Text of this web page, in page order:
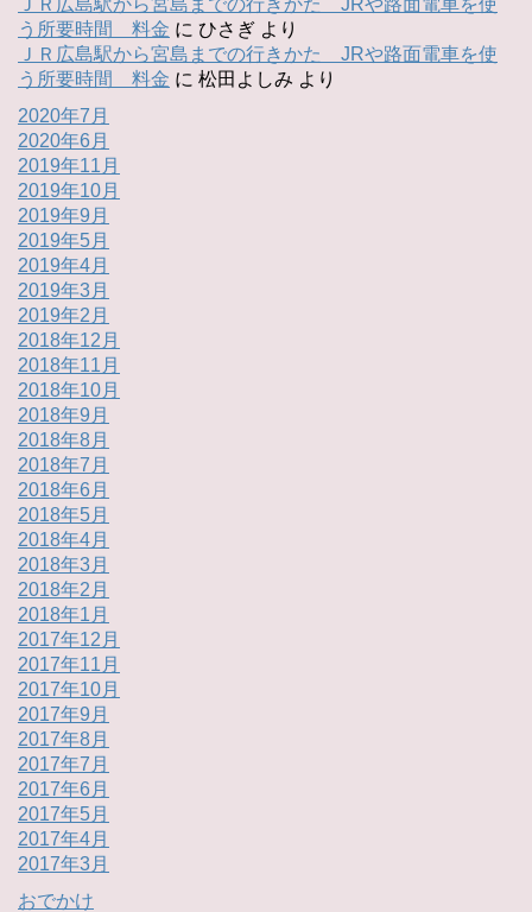
ＪＲ広島駅から宮島までの行きかた JRや路面電車を使
う所要時間 料金 に ひさぎ より
ＪＲ広島駅から宮島までの行きかた JRや路面電車を使
う所要時間 料金 に 松田よしみ より
2020年7月
2020年6月
2019年11月
2019年10月
2019年9月
2019年5月
2019年4月
2019年3月
2019年2月
2018年12月
2018年11月
2018年10月
2018年9月
2018年8月
2018年7月
2018年6月
2018年5月
2018年4月
2018年3月
2018年2月
2018年1月
2017年12月
2017年11月
2017年10月
2017年9月
2017年8月
2017年7月
2017年6月
2017年5月
2017年4月
2017年3月
おでかけ